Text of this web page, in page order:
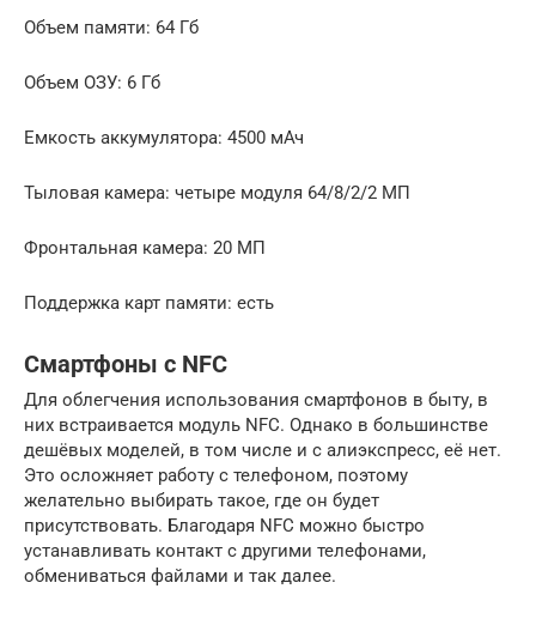
Объем памяти: 64 Гб
Объем ОЗУ: 6 Гб
Емкость аккумулятора: 4500 мАч
Тыловая камера: четыре модуля 64/8/2/2 МП
Фронтальная камера: 20 МП
Поддержка карт памяти: есть
Смартфоны с NFC
Для облегчения использования смартфонов в быту, в
них встраивается модуль NFC. Однако в большинстве
дешёвых моделей, в том числе и с алиэкспресс, её нет.
Это осложняет работу с телефоном, поэтому
желательно выбирать такое, где он будет
присутствовать. Благодаря NFC можно быстро
устанавливать контакт с другими телефонами,
обмениваться файлами и так далее.